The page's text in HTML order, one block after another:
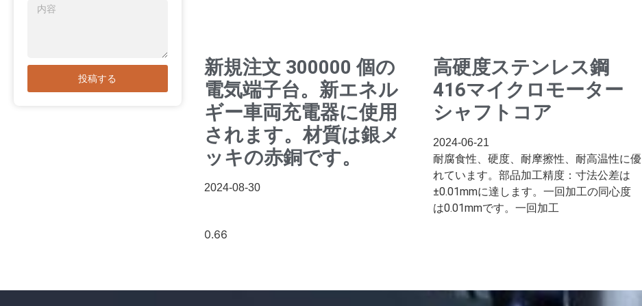
投稿する
新規注文 300000 個の
電気端子台。新エネル
ギー車両充電器に使用
されます。材質は銀メ
ッキの赤銅です。
2024-08-30
高硬度ステンレス鋼
416マイクロモーター
シャフトコア
2024-06-21
耐腐食性、硬度、耐摩擦性、耐高温性に優
れています。部品加工精度：寸法公差は
±0.01mmに達します。一回加工の同心度
は0.01mmです。一回加工